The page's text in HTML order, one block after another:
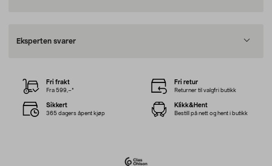
Eksperten svarer
Fri frakt
Fra 599,–*
Fri retur
Returner til valgfri butikk
Sikkert
365 dagers åpent kjøp
Klikk&Hent
Bestill på nett og hent i butikk